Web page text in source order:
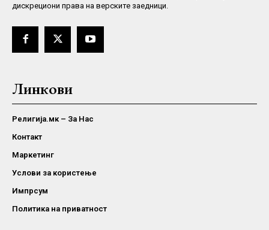
дискрециони права на верските заедници.
Линкови
Религија.мк – За Нас
Контакт
Маркетинг
Услови за користење
Импрсум
Политика на приватност